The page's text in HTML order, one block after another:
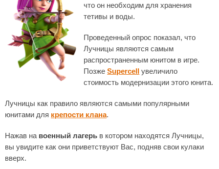
что он необходим для хранения
тетивы и воды.
Проведенный опрос показал, что
Лучницы являются самым
распространенным юнитом в игре.
ПозжеSupercell увеличило
стоимость модернизации этого юнита.
Лучницы как правило являются самыми популярными
юнитами для крепости клана.
Нажав на военный лагерь в котором находятся Лучницы,
вы увидите как они приветствуют Вас, подняв свои кулаки
вверх.